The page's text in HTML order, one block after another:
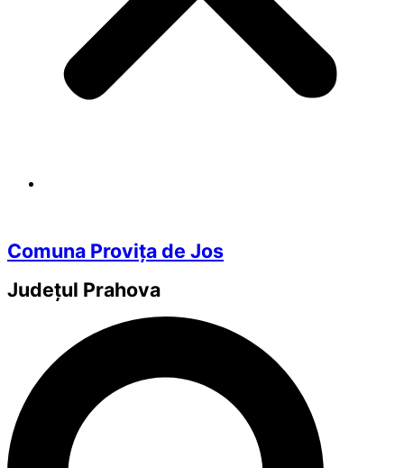
Comuna Provița de Jos
Județul Prahova